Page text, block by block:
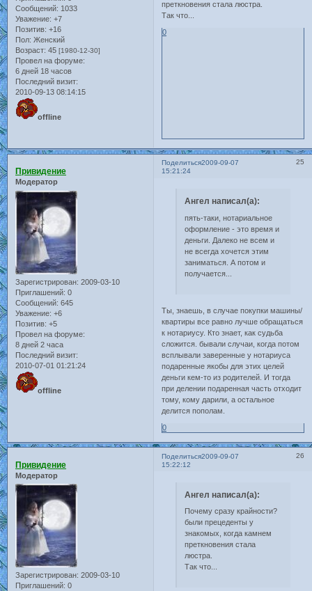
Сообщений: 1033
Уважение: +7
Позитив: +16
Пол: Женский
Возраст: 45 [1980-12-30]
Провел на форуме:
6 дней 18 часов
Последний визит:
2010-09-13 08:14:15
offline
преткновения стала люстра.
Так что...
0
Поделиться 25
2009-09-07
15:21:24
Привидение
Модератор
Зарегистрирован: 2009-03-10
Приглашений: 0
Сообщений: 645
Уважение: +6
Позитив: +5
Провел на форуме:
8 дней 2 часа
Последний визит:
2010-07-01 01:21:24
offline
Ангел написал(а):
пять-таки, нотариальное
оформление - это время и
деньги. Далеко не всем и
не всегда хочется этим
заниматься. А потом и
получается...
Ты, знаешь, в случае покупки машины/
квартиры все равно лучше обращаться
к нотариусу. Кто знает, как судьба
сложится. бывали случаи, когда потом
всплывали заверенные у нотариуса
подаренные якобы для этих целей
деньги кем-то из родителей. И тогда
при делении подаренная часть отходит
тому, кому дарили, а остальное
делится пополам.
0
Поделиться 26
2009-09-07
15:22:12
Привидение
Модератор
Зарегистрирован: 2009-03-10
Приглашений: 0
Ангел написал(а):
Почему сразу крайности?
были прецеденты у
знакомых, когда камнем
преткновения стала
люстра.
Так что...